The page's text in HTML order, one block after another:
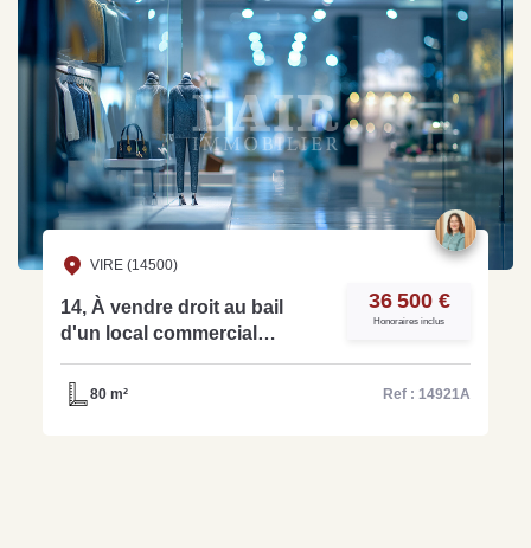
VIRE (14500)
14, À vendre droit au bail
d'un local commercial
idéalement placé au coeur de
ville - Ref : 14921A
36 500 €
Honoraires inclus
80 m² Ref : 14921A